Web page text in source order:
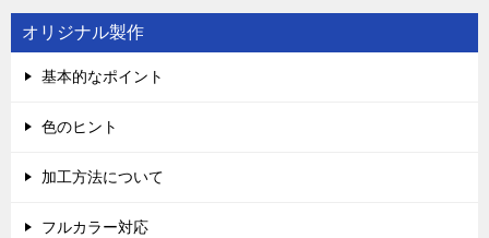
オリジナル製作
基本的なポイント
色のヒント
加工方法について
フルカラー対応